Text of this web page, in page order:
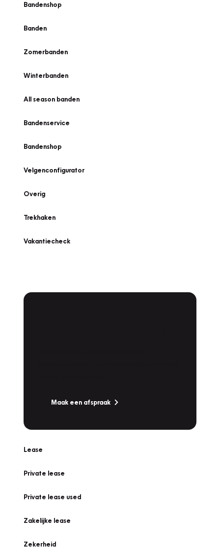
Bandenshop
Banden
Zomerbanden
Winterbanden
All season banden
Bandenservice
Bandenshop
Velgenconfigurator
Overig
Trekhaken
Vakantiecheck
Maak een afspraak
Lease
Private lease
Private lease used
Zakelijke lease
Zekerheid